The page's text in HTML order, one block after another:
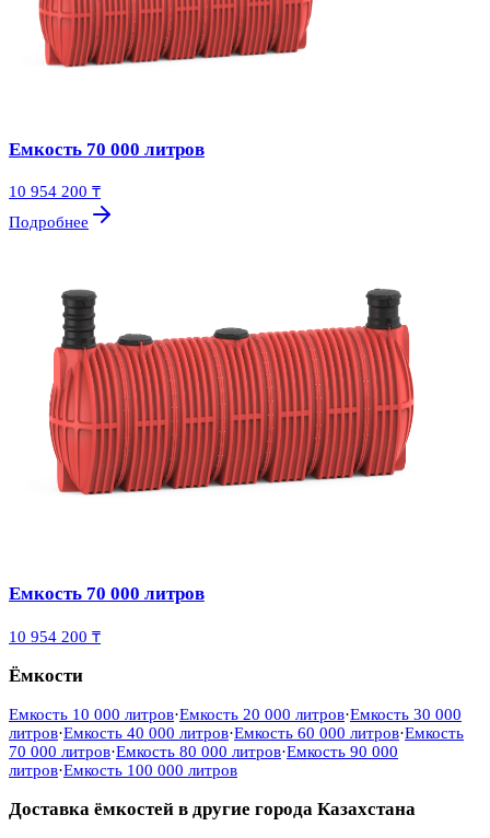
Емкость 70 000 литров
10 954 200 ₸
Подробнее
Емкость 70 000 литров
10 954 200 ₸
Ёмкости
Емкость 10 000 литров·Емкость 20 000 литров·Емкость 30 000
литров·Емкость 40 000 литров·Емкость 60 000 литров·Емкость
70 000 литров·Емкость 80 000 литров·Емкость 90 000
литров·Емкость 100 000 литров
Доставка ёмкостей в другие города Казахстана